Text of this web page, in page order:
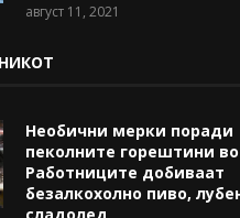
август 11, 2021
Необични мерки поради
пеколните горештини во
Работниците добиваат
безалкохолно пиво,